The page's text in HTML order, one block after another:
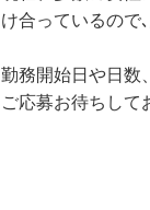
残業もほとんど
け合っているの